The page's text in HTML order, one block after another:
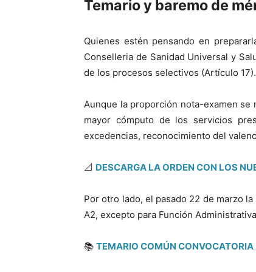
Temario y baremo de
Quienes estén pensando en
Conselleria de Sanidad Universal y
de los procesos selectivos (Artículo 17).
Aunque la proporción nota-examen se
mayor cómputo de los servicios
excedencias, reconocimiento del
📐 DESCARGA LA ORDEN CON LOS
Por otro lado, el pasado 22 de marzo
A2, excepto para Función
📚 TEMARIO COMÚN